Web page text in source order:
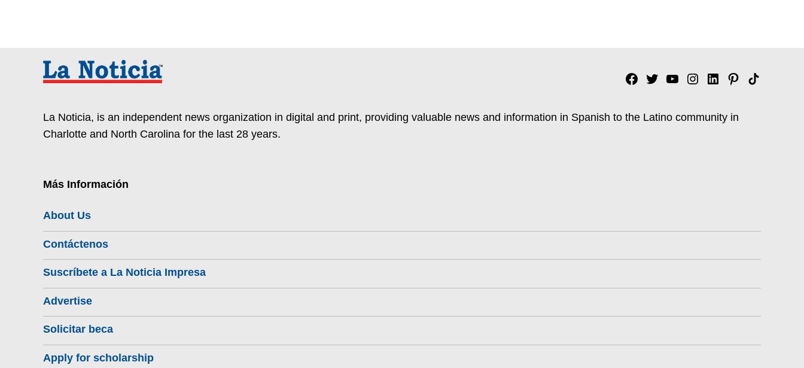
Facebook
TwitterYouTubeInstagram
Linkedin
Pinterest
Tik
La Noticia, is an independent news organization in digital and print, providing valuable news and information in Spanish to the Latino community in
Charlotte and North Carolina for the last 28 years.
Más Información
About Us
Contáctenos
Suscríbete a La Noticia Impresa
Advertise
Solicitar beca
Apply for scholarship